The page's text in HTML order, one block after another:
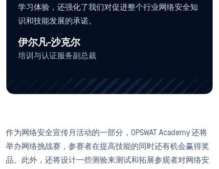
学习体验，还强化了我们对促进整个行业网络安全知
识和技能发展的承诺。
伊尔凡-沙克尔
培训与认证服务副总裁
作为网络安全宣传月活动的一部分，OPSWAT Academy 还将
举办网络挑战赛，参赛者在提高技能的同时还有机会赢得奖
品。此外，还将设计一些测验来测试和拓展参观者对网络安